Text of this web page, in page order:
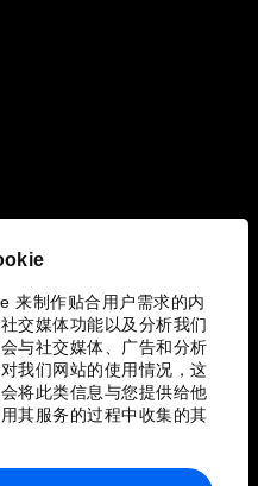
来制作贴合用户需求的内
交媒体功能以及分析我们
与社交媒体、广告和分析
我们网站的使用情况，这
将此类信息与您提供给他
其服务的过程中收集的其